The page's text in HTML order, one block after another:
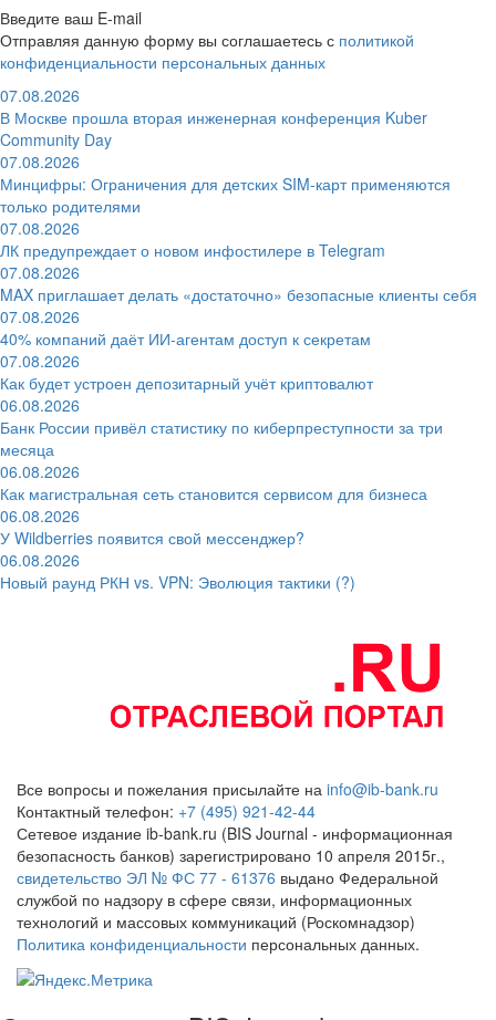
Введите ваш E-mail
Отправляя данную форму вы соглашаетесь с политикой
конфиденциальности персональных данных
07.08.2026
В Москве прошла вторая инженерная конференция Kuber
Community Day
07.08.2026
Минцифры: Ограничения для детских SIM-карт применяются
только родителями
07.08.2026
ЛК предупреждает о новом инфостилере в Telegram
07.08.2026
MAX приглашает делать «достаточно» безопасные клиенты себя
07.08.2026
40% компаний даёт ИИ‑агентам доступ к секретам
07.08.2026
Как будет устроен депозитарный учёт криптовалют
06.08.2026
Банк России привёл статистику по киберпреступности за три
месяца
06.08.2026
Как магистральная сеть становится сервисом для бизнеса
06.08.2026
У Wildberries появится свой мессенджер?
06.08.2026
Новый раунд РКН vs. VPN: Эволюция тактики (?)
Все вопросы и пожелания присылайте на info@ib-bank.ru
Контактный телефон: +7 (495) 921-42-44
Сетевое издание ib-bank.ru (BIS Journal - информационная
безопасность банков) зарегистрировано 10 апреля 2015г.,
свидетельство ЭЛ № ФС 77 - 61376 выдано Федеральной
службой по надзору в сфере связи, информационных
технологий и массовых коммуникаций (Роскомнадзор)
Политика конфиденциальности персональных данных.